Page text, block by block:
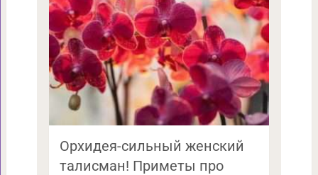
Орхидея-сильный женский
талисман! Приметы про